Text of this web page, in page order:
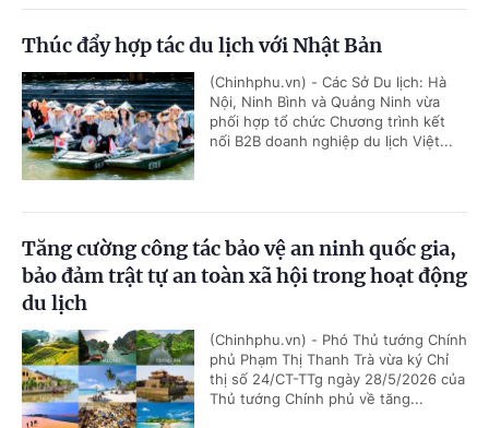
Thúc đẩy hợp tác du lịch với Nhật Bản
(Chinhphu.vn) - Các Sở Du lịch: Hà
Nội, Ninh Bình và Quảng Ninh vừa
phối hợp tổ chức Chương trình kết
nối B2B doanh nghiệp du lịch Việt...
Tăng cường công tác bảo vệ an ninh quốc gia,
bảo đảm trật tự an toàn xã hội trong hoạt động
du lịch
(Chinhphu.vn) - Phó Thủ tướng Chính
phủ Phạm Thị Thanh Trà vừa ký Chỉ
thị số 24/CT-TTg ngày 28/5/2026 của
Thủ tướng Chính phủ về tăng...